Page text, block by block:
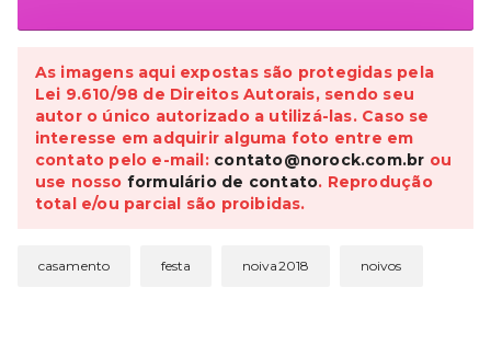
As imagens aqui expostas são protegidas pela
Lei 9.610/98 de Direitos Autorais, sendo seu
autor o único autorizado a utilizá-las. Caso se
interesse em adquirir alguma foto entre em
contato pelo e-mail: contato@norock.com.br ou
use nosso formulário de contato. Reprodução
total e/ou parcial são proibidas.
casamento festa noiva2018 noivos